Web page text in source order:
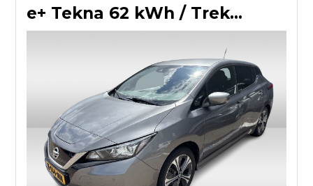
e+ Tekna 62 kWh / Trekhaak / 360Camera / Leder / Keyless / 1